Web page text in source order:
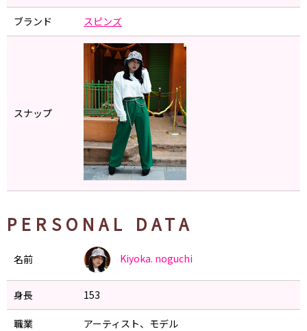
ブランド スピンズ
スナップ
PERSONAL DATA
名前 Kiyoka. noguchi
身長 153
職業 アーティスト、モデル